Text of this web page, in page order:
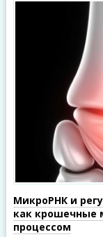
МикроРНК и
как крошечные
процессом